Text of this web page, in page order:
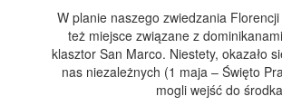
W planie naszego zwiedzania Florencji
też miejsce związane z
klasztor San Marco. Niestety, okazało
nas niezależnych (1 maja – Święto
mogli wejść do